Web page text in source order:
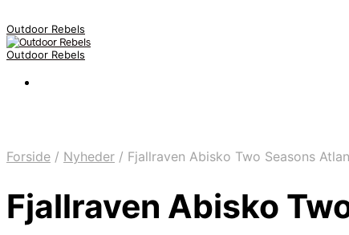
Outdoor Rebels
Outdoor Rebels
Forside / Nyheder / Fjallraven Abisko Two Seasons
Fjallraven Abisko